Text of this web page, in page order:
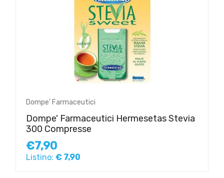
Dompe' Farmaceutici
Dompe' Farmaceutici Hermesetas Stevia
300 Compresse
€7,90
Listino: € 7,90